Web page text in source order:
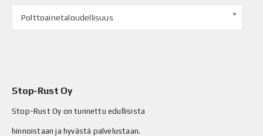
Polttoainetaloudellisuus
Stop-Rust Oy
Stop-Rust Oy on tunnettu edullisista
hinnoistaan ja hyvästä palvelustaan.